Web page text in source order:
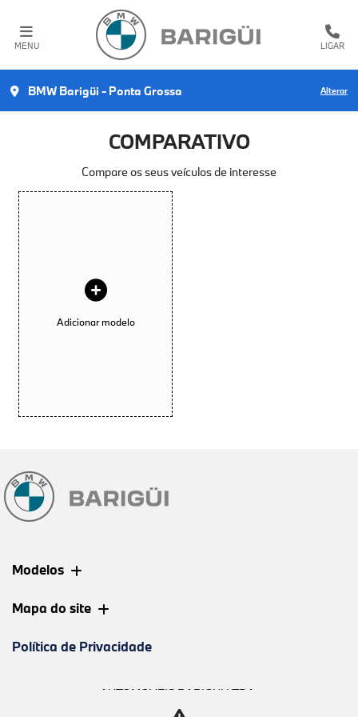
MENU LIGAR
BMW Barigüi - Ponta Grossa Alterar
COMPARATIVO
Compare os seus veículos de interesse
Adicionar modelo
Modelos
Mapa do site
Política de Privacidade
AUTOMOVEIS BARIGUI LTDA